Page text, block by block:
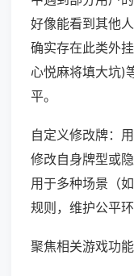
好像能看到其他
确实存在此类外
心悦麻将填大坑)
平。
自定义修改牌：
修改自身牌型或
用于多种场景（
规则，维护公平环
聚焦相关游戏功能